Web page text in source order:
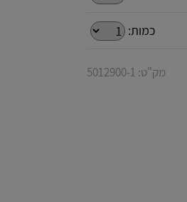
כמות:
מק"ט: 5012900-1